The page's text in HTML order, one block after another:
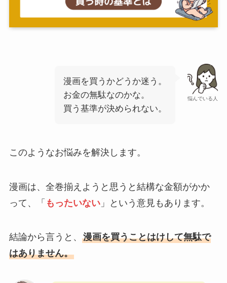
悩んでいる人
漫画を買うかどうか迷う。
お金の無駄なのかな。
買う基準が決められない。
このようなお悩みを解決します。
漫画は、全巻揃えようと思うと結構な金額がかか
って、「 もったいない」という意見もあります。
結論から言うと、 漫画を買うことはけして無駄で
はありません。